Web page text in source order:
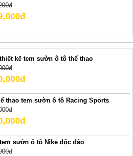
kế tem sườn ô tô thể thao
thao tem sườn ô tô Racing Sports
sườn ô tô Nike độc đáo